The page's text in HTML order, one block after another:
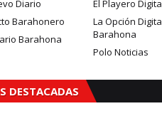
Diario
El Playero Digital
Barahonero
La Opción
Barahona
Barahona
Polo Noticias
DESTACADAS